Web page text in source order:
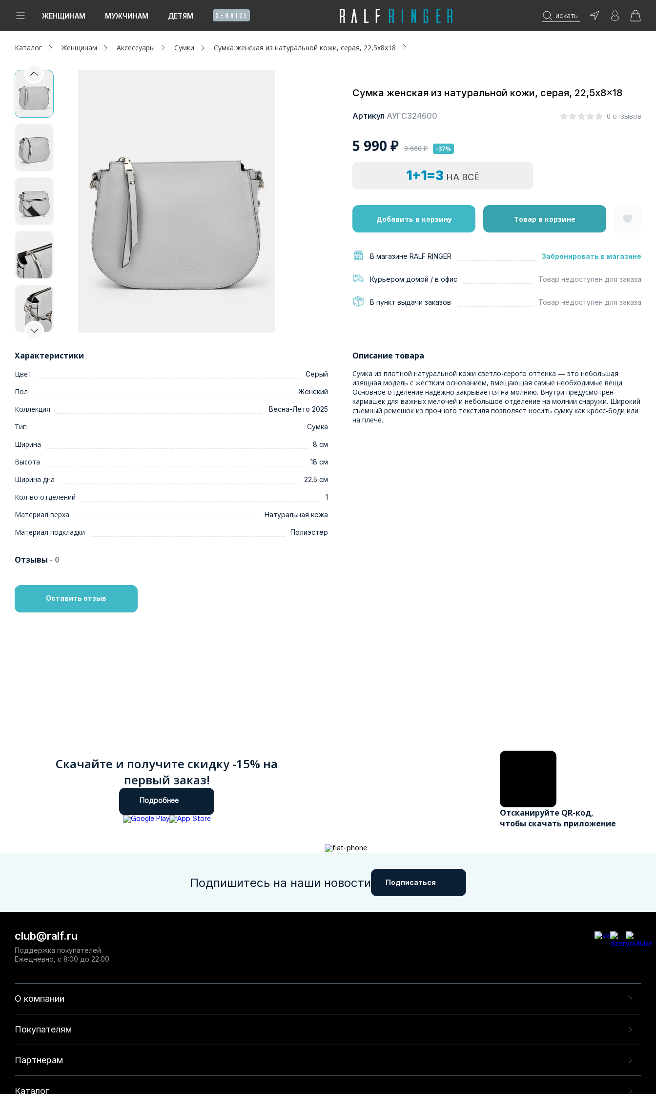
ЖЕНЩИНАМ МУЖЧИНАМ ДЕТЯМ искать
Новинки
Женщинам
Мужчинам
Капсула
Акции / Новости
Адреса магазинов
Каталог Женщинам Аксессуары Сумки Сумка женская из натуральной кожи, серая, 22,5x8x18
Сумка женская из натуральной кожи, серая, 22,5x8x18
Артикул АУГС324600 0 отзывов
5 990 ₽ 9 660₽ -37%
1+1=3 НА ВСЁ
Добавить в корзину Товар в корзине
В магазине RALF RINGER Забронировать в магазине
Курьером домой / в офис Товар недоступен для заказа
В пункт выдачи заказов Товар недоступен для заказа
Характеристики
Цвет Серый
Пол Женский
Коллекция Весна-Лето 2025
Тип Сумка
Ширина 8 см
Высота 18 см
Ширина дна 22.5 см
Кол-во отделений 1
Материал верха Натуральная кожа
Материал подкладки Полиэстер
Описание товара
Сумка из плотной натуральной кожи светло-серого оттенка — это небольшая
изящная модель с жестким основанием, вмещающая самые необходимые вещи.
Основное отделение надежно закрывается на молнию. Внутри предусмотрен
кармашек для важных мелочей и небольшое отделение на молнии снаружи. Широкий
съемный ремешок из прочного текстиля позволяет носить сумку как кросс-боди или
на плече.
Отзывы - 0
Оставить отзыв
Скачайте и получите скидку -15% на
первый заказ!
Подробнее
Отсканируйте QR-код,
чтобы скачать приложение
Подпишитесь на наши новости Подписаться
О компании
Покупателям
Партнерам
Каталог
club@ralf.ru
Поддержка покупателей
Ежедневно, с 8:00 до 22:00